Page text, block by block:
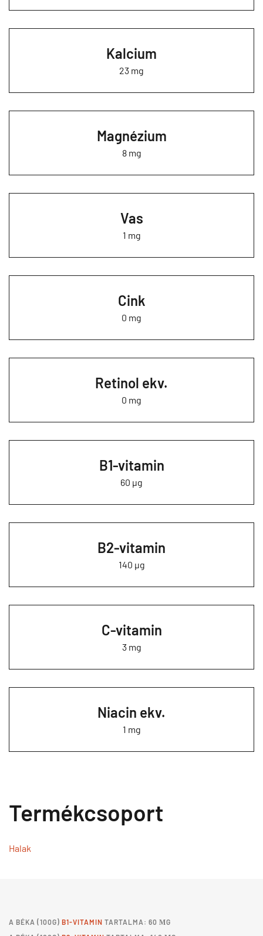
Kalcium
23 mg
Magnézium
8 mg
Vas
1 mg
Cink
0 mg
Retinol ekv.
0 mg
B1-vitamin
60 µg
B2-vitamin
140 µg
C-vitamin
3 mg
Niacin ekv.
1 mg
Termékcsoport
Halak
A BÉKA (100G) B1-VITAMIN TARTALMA: 60 ΜG